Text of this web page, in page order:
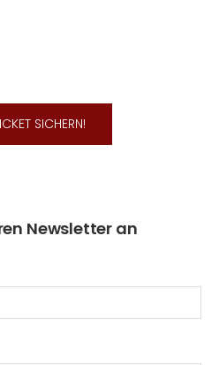
SICHERN!
Newsletter an